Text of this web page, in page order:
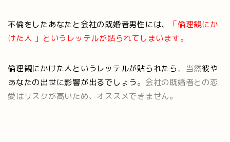
不倫をしたあなたと会社の既婚者男性には、
「倫理観にか
けた人 」というレッテルが貼られてしまいます。
倫理観にかけた人というレッテルが貼られたら、当然彼や
あなたの出世に影響が出るでしょう。 会社の既婚者との恋
愛はリスクが高いため、オススメできません。